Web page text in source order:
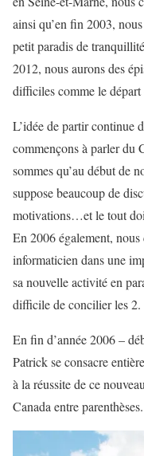
ainsi qu’en fin 2003,
petit paradis de
2012, nous aurons des
difficiles comme le départ
L’idée de partir continue
commençons à parler du
sommes qu’au début de
suppose beaucoup de
motivations…et le tout
En 2006 également,
informaticien dans une
sa nouvelle activité en
difficile de concilier les 2.
En fin d’année 2006 –
Patrick se consacre
à la réussite de ce
Canada entre parenthèses.